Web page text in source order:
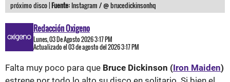
próximo disco |Fuente: Instagram / @ brucedickinsonhq
Redacción Oxigeno
Lunes, 03 De Agosto 2026 3:17 PM
Actualizado el 03 de agosto del 2026 3:17 PM
Falta muy poco para que Bruce Dickinson (Iron Maiden)